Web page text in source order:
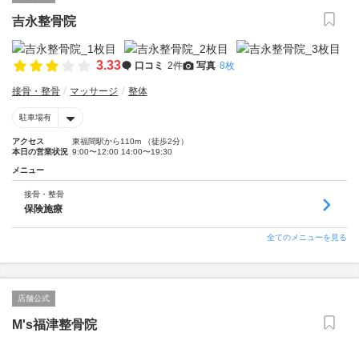
吉永整骨院
3.33 口コミ 2件 写真 8枚
接骨・整骨 マッサージ 整体
駐車場有
アクセス
東福間駅から110m （徒歩2分）
本日の営業状況 9:00〜12:00 14:00〜19:30
メニュー
接骨・整骨
保険施療
全てのメニューを見る
店舗公式
M's福津整骨院